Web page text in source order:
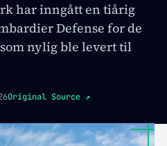
har inngått en tiårig
Defense for de
nylig ble levert til
Original Source ↗